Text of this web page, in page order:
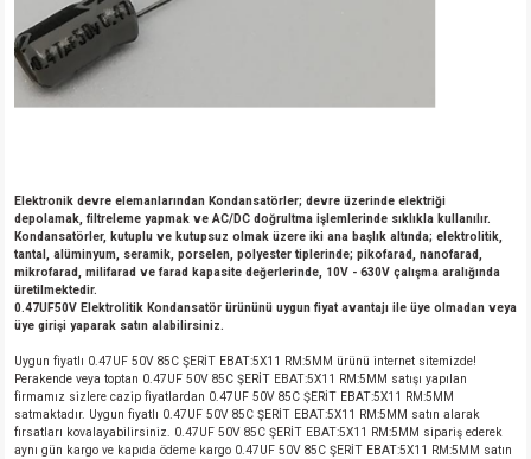
Elektronik devre elemanlarından Kondansatörler; devre üzerinde elektriği
depolamak, filtreleme yapmak ve AC/DC doğrultma işlemlerinde sıklıkla kullanılır.
Kondansatörler, kutuplu ve kutupsuz olmak üzere iki ana başlık altında; elektrolitik,
tantal, alüminyum, seramik, porselen, polyester tiplerinde; pikofarad, nanofarad,
mikrofarad, milifarad ve farad kapasite değerlerinde, 10V - 630V çalışma aralığında
üretilmektedir.
0.47UF50V Elektrolitik Kondansatör ürününü uygun fiyat avantajı ile üye olmadan veya
üye girişi yaparak satın alabilirsiniz.
Uygun fiyatlı 0.47UF 50V 85C ŞERİT EBAT:5X11 RM:5MM ürünü internet sitemizde!
Perakende veya toptan 0.47UF 50V 85C ŞERİT EBAT:5X11 RM:5MM satışı yapılan
firmamız sizlere cazip fiyatlardan 0.47UF 50V 85C ŞERİT EBAT:5X11 RM:5MM
satmaktadır. Uygun fiyatlı 0.47UF 50V 85C ŞERİT EBAT:5X11 RM:5MM satın alarak
fırsatları kovalayabilirsiniz. 0.47UF 50V 85C ŞERİT EBAT:5X11 RM:5MM sipariş ederek
aynı gün kargo ve kapıda ödeme kargo 0.47UF 50V 85C ŞERİT EBAT:5X11 RM:5MM satın